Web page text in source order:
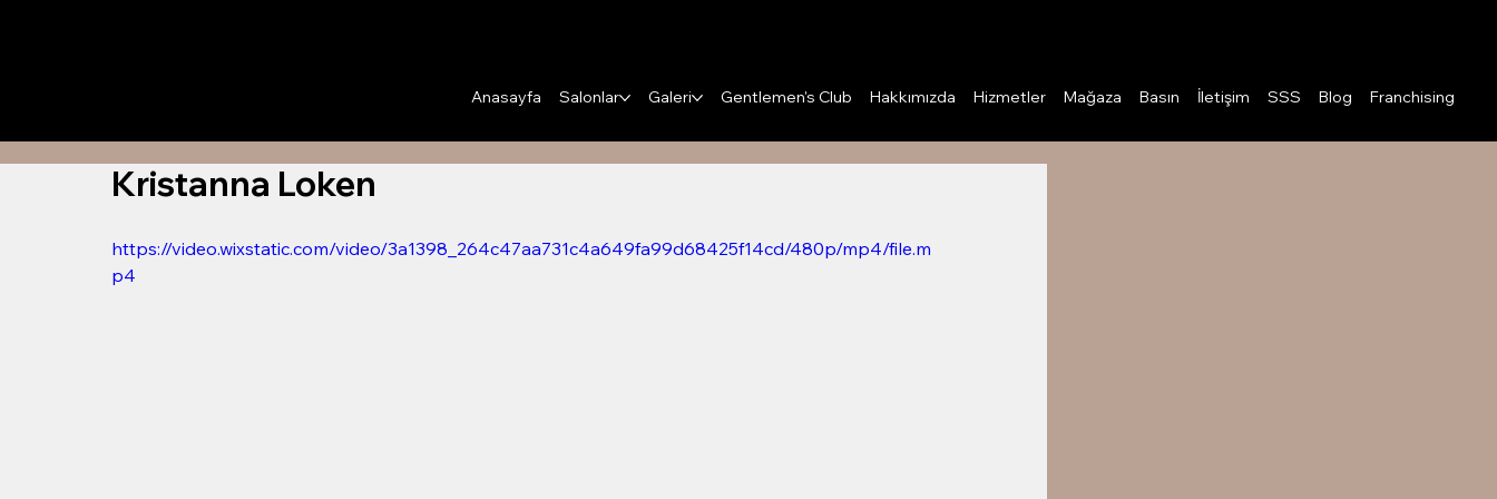
Anasayfa Salonlar Galeri Gentlemen's Club Hakkımızda Hizmetler Mağaza Basın İletişim SSS Blog Franchising
Kristanna Loken
https://video.wixstatic.com/video/3a1398_264c47aa731c4a649fa99d68425f14cd/480p/mp4/file.m
p4